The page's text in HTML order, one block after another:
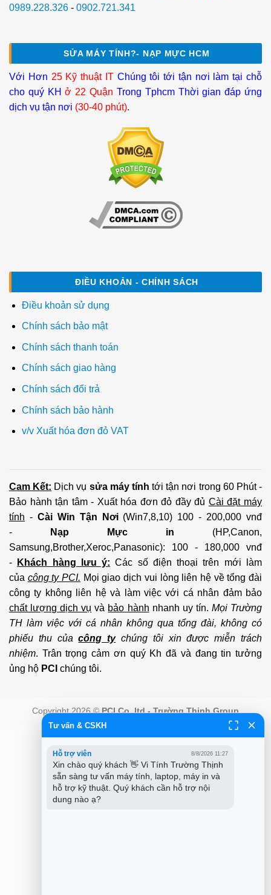
0989.228.326 - 0902.721.341
SỬA MÁY TÍNH?- NẠP MỰC HCM
Với Hơn 25 Kỹ thuật ITChúng tôi tới tận nơi làm tại chỗ
cho quý KHở 22 Quận Trong Tphcm Thời gian đáp ứng
dịch vụ tận nơi (30-40 phút).
ĐIỀU KHOẢN - CHÍNH SÁCH
Điều khoản sử dụng
Chính sách bảo mật
Chính sách thanh toán
Chính sách giao hàng
Chính sách đổi trả
Chính sách bảo hành
v/v Xuất hóa đơn đỏ VAT
Cam Kết: Dịch vụ sửa máy tính tới tận nơi trong 60 Phút -
Bảo hành tận tâm - Xuất hóa đơn đỏ đầy đủ Cài đặt máy
tính - Cài Win Tận Nơi(Win7,8,10) 100 - 200,000 vnđ
-
Nạp Mực in
(HP,Canon,
Samsung,Brother,Xeroc,Panasonic): 100 - 180,000 vnđ
-
Khách hàng lưu ý: Các số điện thoại trên mới làm
của công ty PCI. Mọi giao dịch vui lòng liên hệ về tổng đài
công ty không liên hệ và làm việc với cá nhân đảm bảo
chất lượng dịch vụ và bảo hành nhanh uy tín. Mọi Trường
TH làm việc với cá nhân không qua tổng đài, không có
phiếu thu củacông tychúng tôi xin được miễn trách
nhiệm. Trân trọng cảm ơn quý Kh đã và đang tin tưởng
ủng hộ PCI chúng tôi.
Copyright 2026 © PCI Co.,ltd - Trường Thịnh Group
Tư vấn & CSKH
Hỗ trợ viên 8/8/2026 11:27
Xin chào quý khách 👋 Vi Tính Trường Thịnh
sẵn sàng tư vấn máy tính, laptop, máy in và
hỗ trợ kỹ thuật. Quý khách cần hỗ trợ nội
dung nào ạ?